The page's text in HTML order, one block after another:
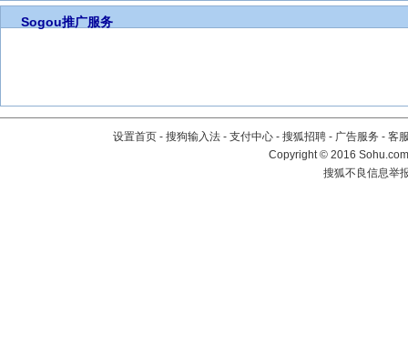
Sogou推广服务
设置首页 - 搜狗输入法 - 支付中心 - 搜狐招聘 - 广告服务 - 客
Copyright©2016
搜狐不良信息举